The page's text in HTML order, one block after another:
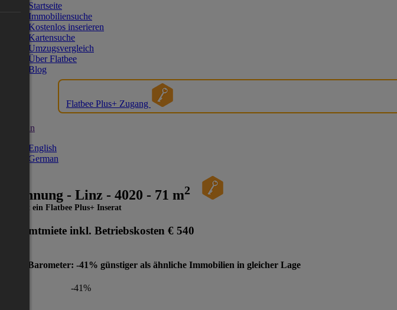
Startseite
Immobiliensuche
Kostenlos inserieren
Kartensuche
Umzugsvergleich
Über Flatbee
Blog
Flatbee Plus+ Zugang
German
English
German
Wohnung - Linz - 4020 - 71 m2
Dies ist ein Flatbee Plus+ Inserat
Gesamtmiete inkl. Betriebskosten € 540
Preis-Barometer: -41% günstiger als ähnliche Immobilien in gleicher Lage
-41%